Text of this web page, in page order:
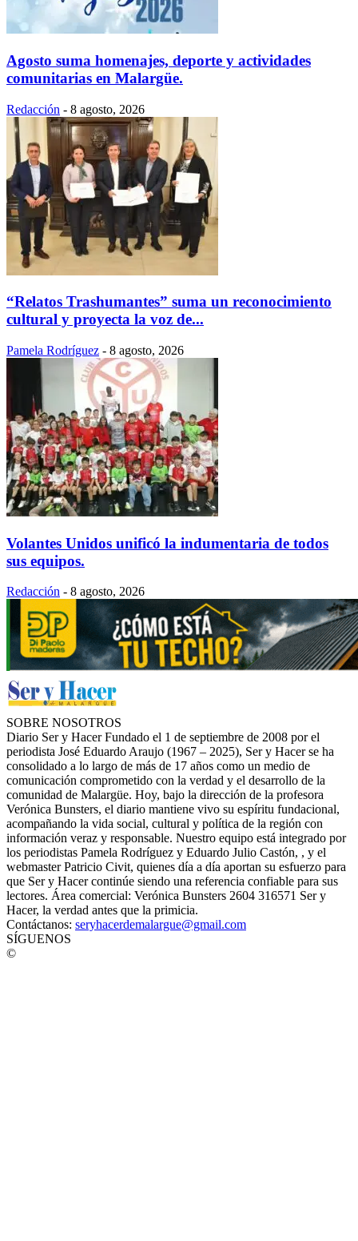
Agosto suma homenajes, deporte y actividades
comunitarias en Malargüe.
Redacción - 8 agosto, 2026
“Relatos Trashumantes” suma un reconocimiento
cultural y proyecta la voz de...
Pamela Rodríguez - 8 agosto, 2026
Volantes Unidos unificó la indumentaria de todos
sus equipos.
Redacción - 8 agosto, 2026
SOBRE NOSOTROS
Diario Ser y Hacer Fundado el 1 de septiembre de 2008 por el
periodista José Eduardo Araujo (1967 – 2025), Ser y Hacer se ha
consolidado a lo largo de más de 17 años como un medio de
comunicación comprometido con la verdad y el desarrollo de la
comunidad de Malargüe. Hoy, bajo la dirección de la profesora
Verónica Bunsters, el diario mantiene vivo su espíritu fundacional,
acompañando la vida social, cultural y política de la región con
información veraz y responsable. Nuestro equipo está integrado por
los periodistas Pamela Rodríguez y Eduardo Julio Castón, , y el
webmaster Patricio Civit, quienes día a día aportan su esfuerzo para
que Ser y Hacer continúe siendo una referencia confiable para sus
lectores. Área comercial: Verónica Bunsters 2604 316571 Ser y
Hacer, la verdad antes que la primicia.
Contáctanos: seryhacerdemalargue@gmail.com
SÍGUENOS
©